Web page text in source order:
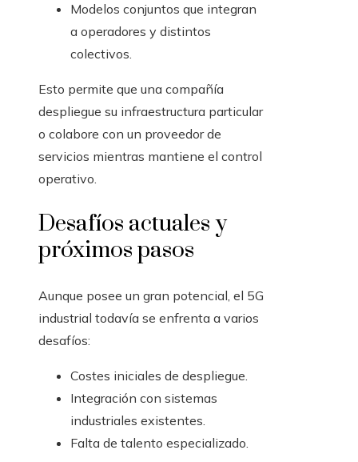
Modelos conjuntos que integran
a operadores y distintos
colectivos.
Esto permite que una compañía
despliegue su infraestructura particular
o colabore con un proveedor de
servicios mientras mantiene el control
operativo.
Desafíos actuales y
próximos pasos
Aunque posee un gran potencial, el 5G
industrial todavía se enfrenta a varios
desafíos:
Costes iniciales de despliegue.
Integración con sistemas
industriales existentes.
Falta de talento especializado.